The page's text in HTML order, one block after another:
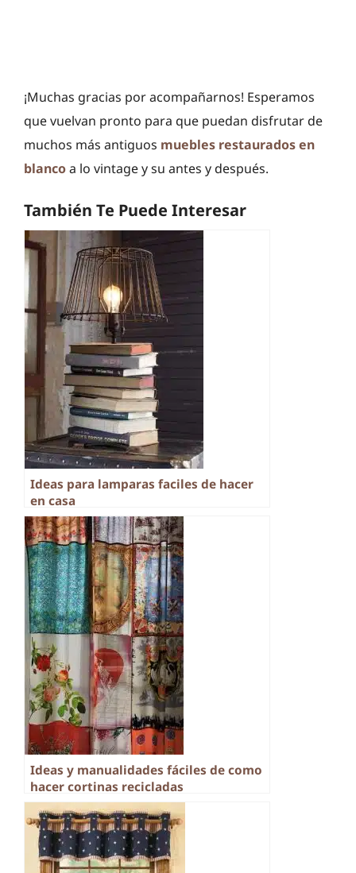
¡Muchas gracias por acompañarnos! Esperamos
que vuelvan pronto para que puedan disfrutar de
muchos más antiguos muebles restaurados en
blancoa lo vintage y su antes y después.
También Te Puede Interesar
Ideas para lamparas faciles de hacer
en casa
Ideas y manualidades fáciles de como
hacer cortinas recicladas